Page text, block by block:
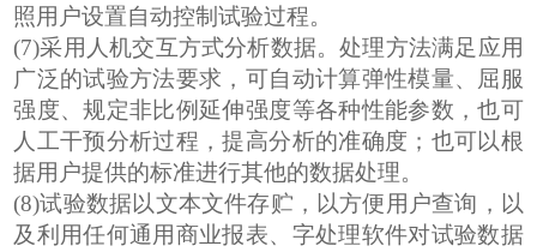
照用户设置自动控制试验过程。
(7)采用人机交互方式分析数据。处理方法满足应用
广泛的试验方法要求，可自动计算弹性模量、屈服
强度、规定非比例延伸强度等各种性能参数，也可
人工干预分析过程，提高分析的准确度；也可以根
据用户提供的标准进行其他的数据处理。
(8)试验数据以文本文件存贮，以方便用户查询，以
及利用任何通用商业报表、字处理软件对试验数据